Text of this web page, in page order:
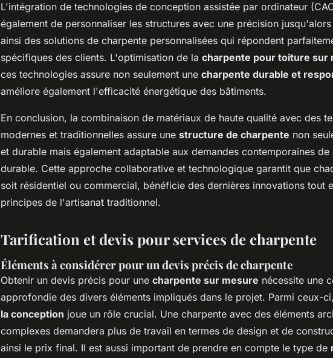
L'intégration de technologies de conception assistée par ordinateur
également de personnaliser les structures avec une précision
ainsi des solutions de charpente personnalisées qui répondent
spécifiques des clients. L'optimisation de la charpente pour toiture sur
ces technologies assure non seulement une charpente durable et
améliore également l'efficacité énergétique des bâtiments.
En conclusion, la combinaison de matériaux de haute qualité avec des
modernes et traditionnelles assure une structure de charpente non
et durable mais également adaptable aux demandes contemporaines
durable. Cette approche collaborative et technologique garantit que
soit résidentiel ou commercial, bénéficie des dernières innovations tout
principes de l'artisanat traditionnel.
Tarification et devis pour services de charpente
Éléments à considérer pour un devis précis de charpente
Obtenir un devis précis pour une charpente sur mesure nécessite une
approfondie des divers éléments impliqués dans le projet. Parmi ceux-
la conception joue un rôle crucial. Une charpente avec des éléments
complexes demandera plus de travail en termes de design et de
ainsi le prix final. Il est aussi important de prendre en compte le type de